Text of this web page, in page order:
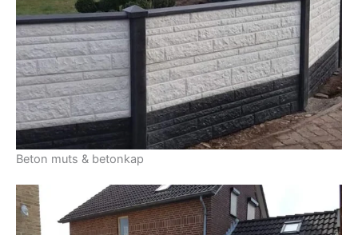
Beton muts & betonkap